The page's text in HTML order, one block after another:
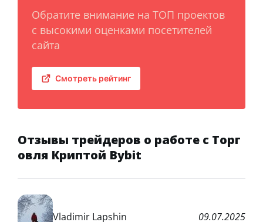
Обратите внимание на ТОП проектов
с высокими оценками посетителей
сайта
Смотреть рейтинг
Отзывы трейдеров о работе с Торг
овля Криптой Bybit
Vladimir Lapshin 09.07.2025